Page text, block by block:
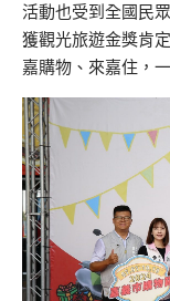
活動也受到全國民
獲觀光旅遊金獎肯
嘉購物、來嘉住，